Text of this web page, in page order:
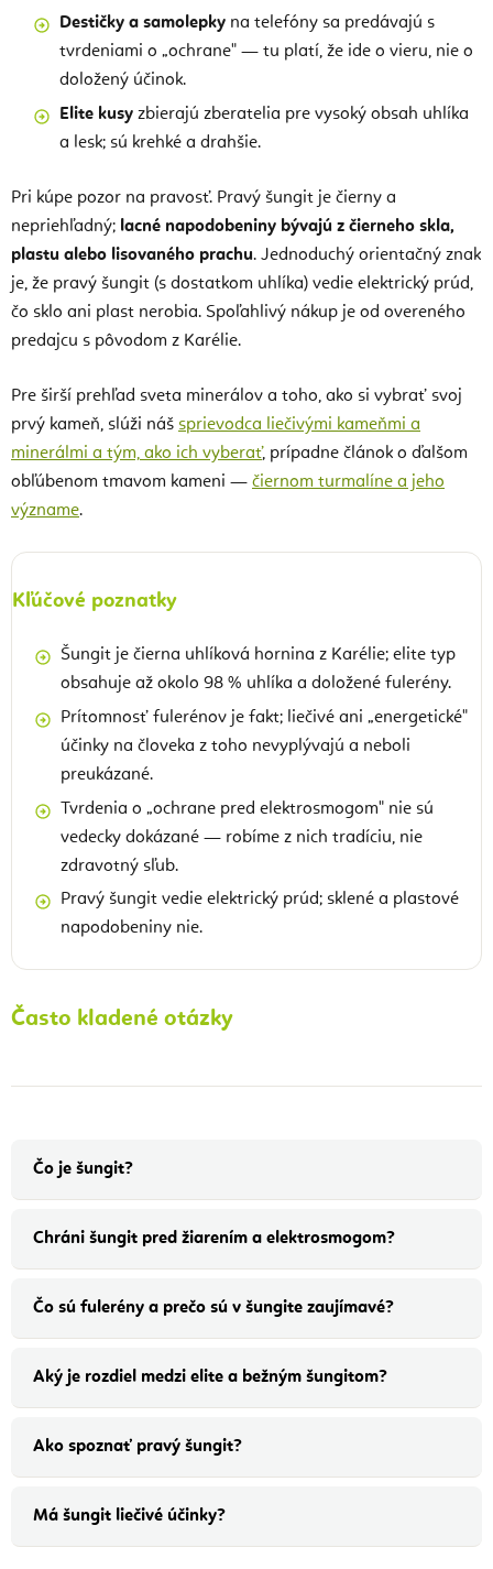
Destičky a samolepky na telefóny sa predávajú s
tvrdeniami o „ochrane" — tu platí, že ide o vieru, nie o
doložený účinok.
Elite kusy zbierajú zberatelia pre vysoký obsah uhlíka
a lesk; sú krehké a drahšie.
Pri kúpe pozor na pravosť. Pravý šungit je čierny a
nepriehľadný; lacné napodobeniny bývajú z čierneho skla,
plastu alebo lisovaného prachu. Jednoduchý orientačný znak
je, že pravý šungit (s dostatkom uhlíka) vedie elektrický prúd,
čo sklo ani plast nerobia. Spoľahlivý nákup je od overeného
predajcu s pôvodom z Karélie.
Pre širší prehľad sveta minerálov a toho, ako si vybrať svoj
prvý kameň, slúži náš sprievodca liečivými kameňmi a
minerálmi a tým, ako ich vyberať, prípadne článok o ďalšom
obľúbenom tmavom kameni — čiernom turmalíne a jeho
význame.
Kľúčové poznatky
Šungit je čierna uhlíková hornina z Karélie; elite typ
obsahuje až okolo 98 % uhlíka a doložené fulerény.
Prítomnosť fulerénov je fakt; liečivé ani „energetické"
účinky na človeka z toho nevyplývajú a neboli
preukázané.
Tvrdenia o „ochrane pred elektrosmogom" nie sú
vedecky dokázané — robíme z nich tradíciu, nie
zdravotný sľub.
Pravý šungit vedie elektrický prúd; sklené a plastové
napodobeniny nie.
Často kladené otázky
Čo je šungit?
Chráni šungit pred žiarením a elektrosmogom?
Čo sú fulerény a prečo sú v šungite zaujímavé?
Aký je rozdiel medzi elite a bežným šungitom?
Ako spoznať pravý šungit?
Má šungit liečivé účinky?